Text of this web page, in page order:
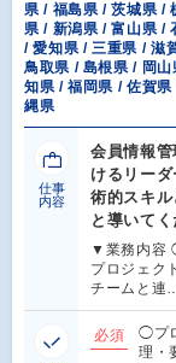
県 / 福島県 / 茨城県 /
県 / 新潟県 / 富山県 /
/ 愛知県 / 三重県 / 滋
鳥取県 / 島根県 / 岡
知県 / 福岡県 / 佐賀
縄県
仕事
内容
会員情報
けるリー
術的スキ
と導いてく
▼業務内容
プロジェク
チームと連
必須
◯プ
理・